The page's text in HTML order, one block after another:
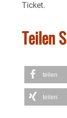
Ticket.
Teilen
teilen
teilen